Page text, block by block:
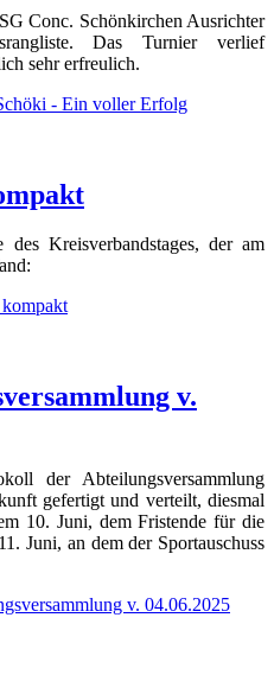
Conc. Schönkirchen Ausrichter
Das Turnier verlief
sehr erfreulich.
- Ein voller Erfolg
Kreisverbandstages, der am
v.
der Abteilungsversammlung
gefertigt und verteilt, diesmal
10. Juni, dem Fristende für die
Juni, an dem der Sportauschuss
v. 04.06.2025